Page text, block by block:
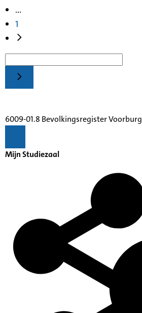
...
1
6009-01.8 Bevolkingsregister Voorburg
Mijn Studiezaal